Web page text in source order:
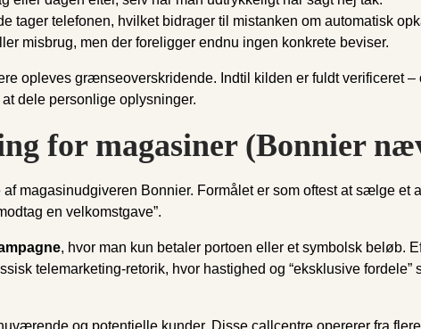
tager telefonen, hvilket bidrager til mistanken om automatisk
misbrug, men der foreligger endnu ingen konkrete beviser.
opleves grænseoverskridende. Indtil kilden er fuldt verificeret
dele personlige oplysninger.
for magasiner (Bonnier
magasinudgiveren Bonnier. Formålet er som oftest at sælge et
en velkomstgave”.
, hvor man kun betaler portoen eller et symbolsk beløb.
telemarketing-retorik, hvor hastighed og “eksklusive fordele”
og potentielle kunder. Disse callcentre opererer fra